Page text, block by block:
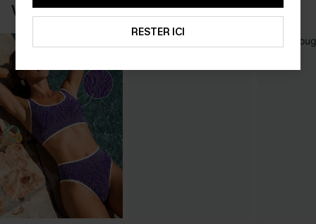
VOUS AIMERIEZ AUSSI
RESTER ICI